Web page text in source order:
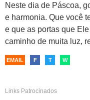
Neste dia de Páscoa,
e harmonia. Que você
e que as portas que
caminho de muita luz,
EMAIL F T W
Links Patrocinados